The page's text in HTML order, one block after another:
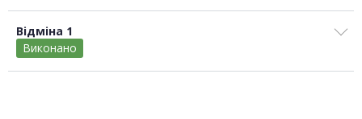
Відміна 1
Виконано